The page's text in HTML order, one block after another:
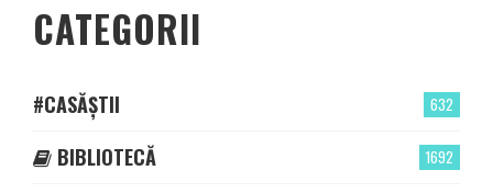
CATEGORII
632
#CASĂȘTII
1692
BIBLIOTECĂ